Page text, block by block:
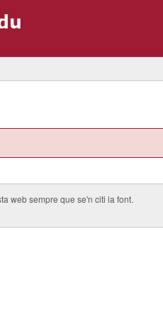
web sempre que se'n citi la font.